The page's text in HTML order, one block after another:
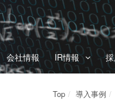
会社情報 IR情報
Top 導入事例